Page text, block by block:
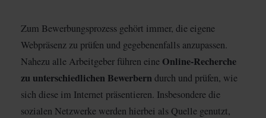
Zum Bewerbungsprozess gehört immer, die eigene
Webpräsenz zu prüfen und gegebenenfalls anzupassen.
Nahezu alle Arbeitgeber führen eine Online-Recherche
zu unterschiedlichen Bewerberndurch und prüfen, wie
sich diese im Internet präsentieren. Insbesondere die
sozialen Netzwerke werden hierbei als Quelle genutzt,